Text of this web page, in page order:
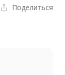
Поделиться